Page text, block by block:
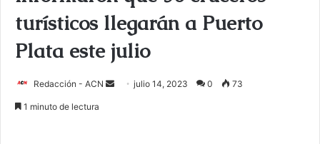
turísticos llegarán a Puerto
Plata este julio
Redacción - ACN julio 14, 2023 0 73
1 minuto de lectura